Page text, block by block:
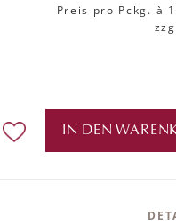
Preis pro Pckg. à
IN DEN